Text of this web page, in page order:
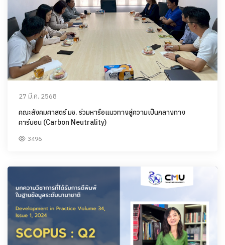
27 มี.ค. 2568
คณะสังคมศาสตร์ มช. ร่วมหารือแนวทางสู่ความเป็นกลางทาง
คาร์บอน (Carbon Neutrality)
3496